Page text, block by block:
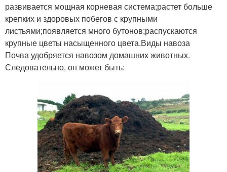
развивается мощная корневая система;растет больше
крепких и здоровых побегов с крупными
листьями;появляется много бутонов;распускаются
крупные цветы насыщенного цвета.Виды навоза
Почва удобряется навозом домашних животных.
Следовательно, он может быть: